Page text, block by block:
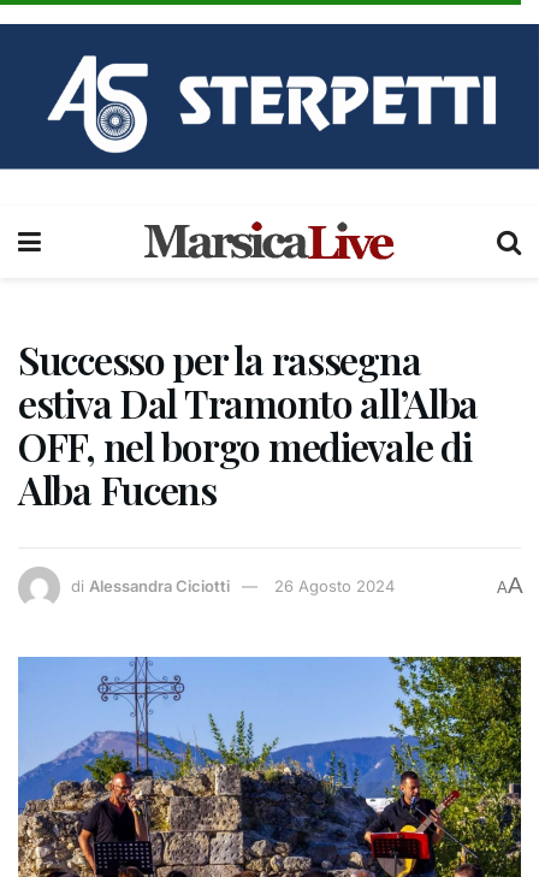
Successo per la rassegna
estiva Dal Tramonto all’Alba
OFF, nel borgo medievale di
Alba Fucens
di Alessandra Ciciotti 26 Agosto 2024 AA